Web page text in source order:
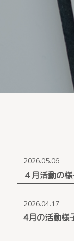
2026.05.06
４月活動の
2026.04.17
4月の活動